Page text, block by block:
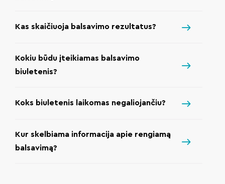
Kas skaičiuoja balsavimo rezultatus?
Kokiu būdu įteikiamas balsavimo
biuletenis?
Koks biuletenis laikomas negaliojančiu?
Kur skelbiama informacija apie rengiamą
balsavimą?